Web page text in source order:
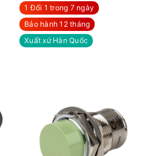
1 Đổi 1 trong 7 ngày
Bảo hành 12 tháng
Xuất xứ Hàn Quốc